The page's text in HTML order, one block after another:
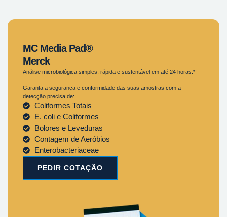
MC Media Pad®
Merck
Análise microbiológica simples, rápida e sustentável em até 24 horas.*
Garanta a segurança e conformidade das suas amostras com a
detecção precisa de:
Coliformes Totais
E. coli e Coliformes
Bolores e Leveduras
Contagem de Aeróbios
Enterobacteriaceae
PEDIR COTAÇÃO